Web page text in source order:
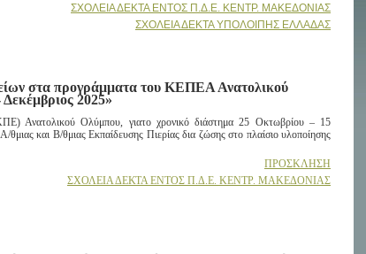
ΣΧΟΛΕΙΑ ΔΕΚΤΑ ΕΝΤΟΣ Π.Δ.Ε. ΚΕΝΤΡ. ΜΑΚΕΔΟΝΙΑΣ
ΣΧΟΛΕΙΑ ΔΕΚΤΑ ΥΠΟΛΟΙΠΗΣ ΕΛΛΑΔΑΣ
στα προγράμματα του ΚΕΠΕΑ Ανατολικού
2025»
Ανατολικού Ολύμπου, γιατο χρονικό διάστημα 25 Οκτωβρίου – 15
θμιας και Β/θμιας Εκπαίδευσης Πιερίας δια ζώσης στο πλαίσιο υλοποίησης
ΠΡΟΣΚΛΗΣΗ
ΣΧΟΛΕΙΑ ΔΕΚΤΑ ΕΝΤΟΣ Π.Δ.Ε. ΚΕΝΤΡ. ΜΑΚΕΔΟΝΙΑΣ